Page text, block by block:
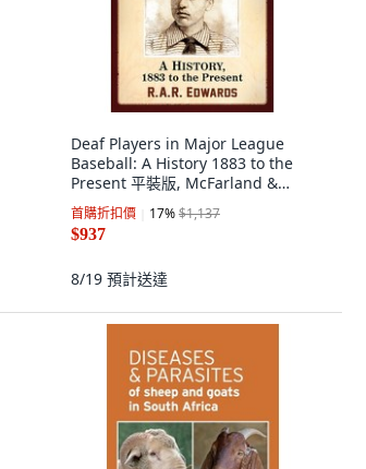
Deaf Players in Major League
Baseball: A History 1883 to the
Present 平裝版, McFarland &
Company, 英文
首購折扣價 17%$1,137
$937
8/19 預計送達